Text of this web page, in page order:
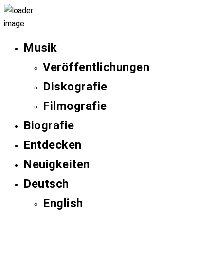
Musik
Veröffentlichungen
Diskografie
Filmografie
Biografie
Entdecken
Neuigkeiten
Deutsch
English